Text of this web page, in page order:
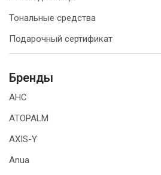
Тональные средства
Подарочный сертификат
Бренды
AHC
ATOPALM
AXIS-Y
Anua